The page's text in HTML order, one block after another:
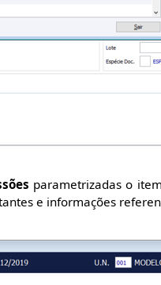
parametrizadas o
e informações